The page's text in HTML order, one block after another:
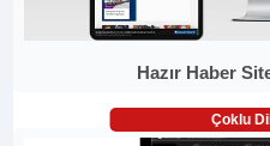
Hazır Haber
Çoklu